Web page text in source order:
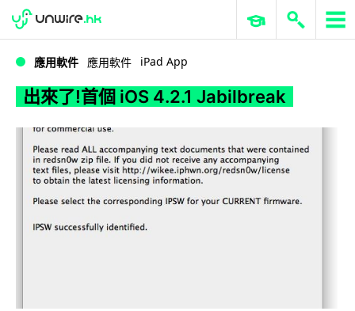
出來了!首個 iOS 4.2.1 Jabilbreak
WWDC 2026 ERP 與商業 AI
應用軟件 應用軟件 iPad App
出來了!首個 iOS 4.2.1 Jabilbreak